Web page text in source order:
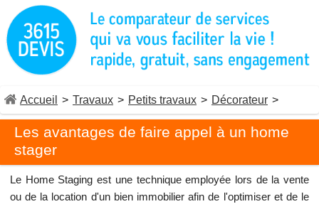
Accueil > Travaux > Petits travaux > Décorateur >
Les avantages de faire appel à un home
stager
Le Home Staging est une technique employée lors de la vente
ou de la location d'un bien immobilier afin de l'optimiser et de le